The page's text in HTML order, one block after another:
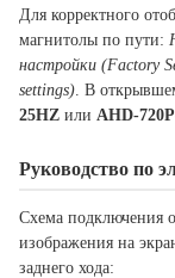
Для корректного
магнитолы по пути:
настройки (Factory
settings) . В
25HZ или AHD-
Руководство по
Схема подключения
изображения на
заднего хода: